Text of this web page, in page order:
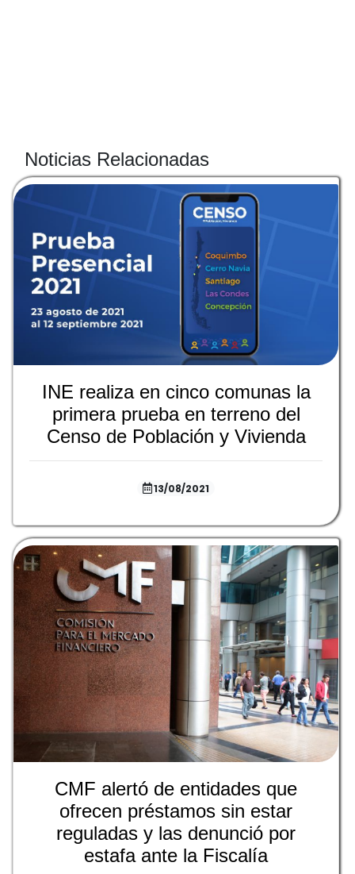
Noticias Relacionadas
INE realiza en cinco comunas la
primera prueba en terreno del
Censo de Población y Vivienda
13/08/2021
CMF alertó de entidades que
ofrecen préstamos sin estar
reguladas y las denunció por
estafa ante la Fiscalía